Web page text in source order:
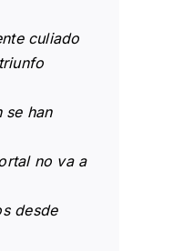
culiado
se han
no va a
desde